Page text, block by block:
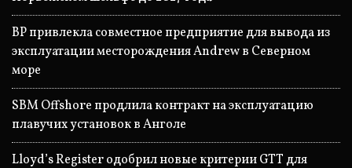
BP привлекла совместное предприятие для вывода из
эксплуатации месторождения Andrew в Северном
море
SBM Offshore продлила контракт на эксплуатацию
плавучих установок в Анголе
Lloyd’s Register одобрил новые критерии GTT для